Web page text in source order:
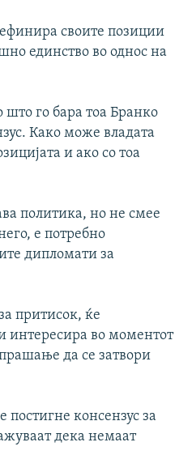
своите позиции
единство во однос на
го бара тоа Бранко
Како може владата
и ако со тоа
политика, но не смее
е потребно
дипломати за
притисок, ќе
интересира во моментот
прашање да се затвори
консензус за
дека немаат